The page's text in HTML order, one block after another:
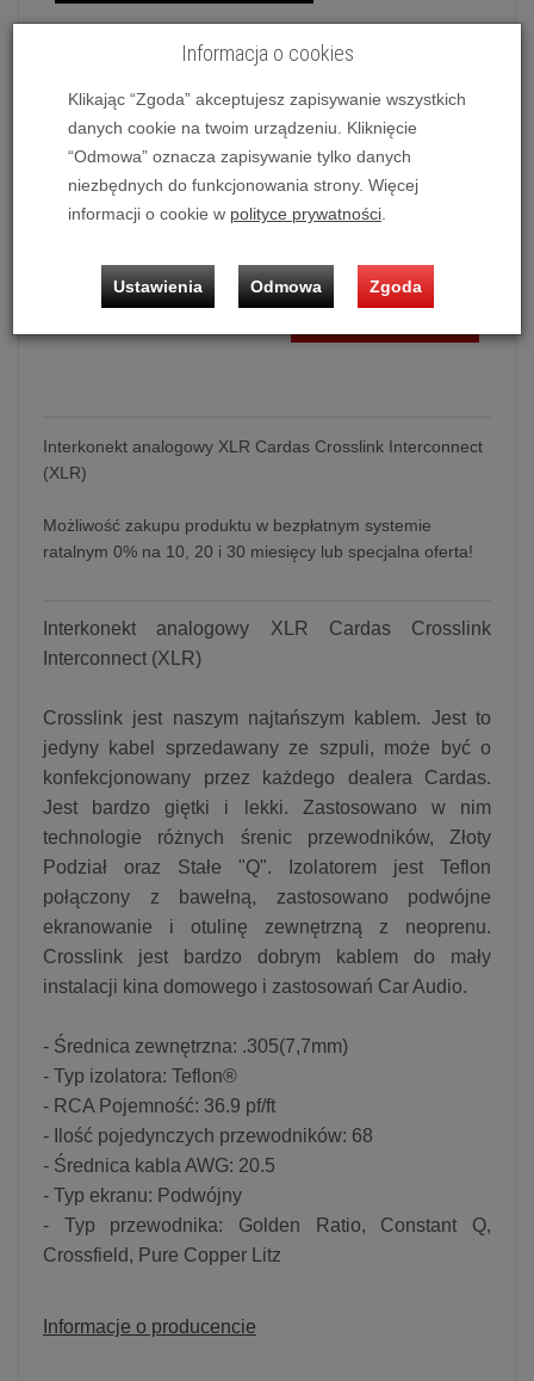
Dostępne długości:
2 x 0.5 m
Ilość:
749,00 zł/ kpl.
Interkonekt analogowy XLR Cardas Crosslink Interconnect
(XLR)
Możliwość zakupu produktu w bezpłatnym systemie
ratalnym 0% na 10, 20 i 30 miesięcy lub specjalna oferta!
Interkonekt analogowy XLR Cardas Crosslink
Interconnect (XLR)
Crosslink jest naszym najtańszym kablem. Jest to
jedyny kabel sprzedawany ze szpuli, może być o
konfekcjonowany przez każdego dealera Cardas.
Jest bardzo giętki i lekki. Zastosowano w nim
technologie różnych śrenic przewodników, Złoty
Podział oraz Stałe "Q". Izolatorem jest Teflon
połączony z bawełną, zastosowano podwójne
ekranowanie i otulinę zewnętrzną z neoprenu.
Crosslink jest bardzo dobrym kablem do mały
instalacji kina domowego i zastosowań Car Audio.
- Średnica zewnętrzna: .305(7,7mm)
- Typ izolatora: Teflon®
- RCA Pojemność: 36.9 pf/ft
- Ilość pojedynczych przewodników: 68
- Średnica kabla AWG: 20.5
- Typ ekranu: Podwójny
- Typ przewodnika: Golden Ratio, Constant Q,
Crossfield, Pure Copper Litz
Informacje o producencie
Informacja o cookies
Klikając “Zgoda” akceptujesz zapisywanie wszystkich
danych cookie na twoim urządzeniu. Kliknięcie
“Odmowa” oznacza zapisywanie tylko danych
niezbędnych do funkcjonowania strony. Więcej
informacji o cookie w polityce prywatności.
Ustawienia Odmowa Zgoda